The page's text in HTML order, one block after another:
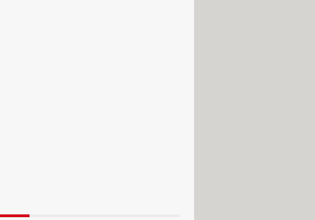
et des relations des adolescents.
Aussi, le réseau social a décidé
– tant pis pour les autres
le filtre
sont pas concernés. Cette
inatteignables qui pullulent sur
des effets "exagérés". Ceux-ci